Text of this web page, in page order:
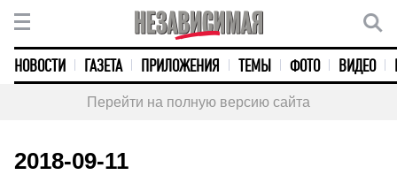
НОВОСТИ ГАЗЕТА ПРИЛОЖЕНИЯ ТЕМЫ ФОТО ВИДЕО
Перейти на полную версию сайта
2018-09-11